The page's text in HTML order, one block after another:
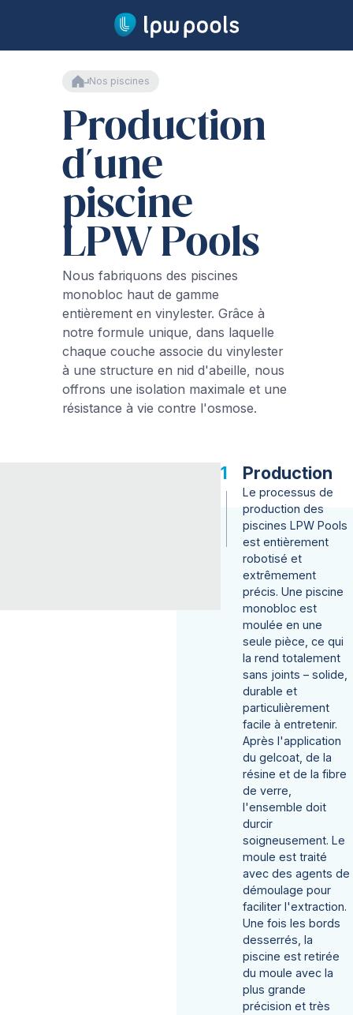
Nos piscines
Production
d'une
piscine
LPW Pools
Nous fabriquons des piscines
monobloc haut de gamme
entièrement en vinylester. Grâce à
notre formule unique, dans laquelle
chaque couche associe du vinylester
à une structure en nid d'abeille, nous
offrons une isolation maximale et une
résistance à vie contre l'osmose.
Production
Le processus de
production des
piscines LPW Pools
est entièrement
robotisé et
extrêmement
précis. Une piscine
monobloc est
moulée en une
seule pièce, ce qui
la rend totalement
sans joints – solide,
durable et
particulièrement
facile à entretenir.
Après l'application
du gelcoat, de la
résine et de la fibre
de verre,
l'ensemble doit
durcir
soigneusement. Le
moule est traité
avec des agents de
démoulage pour
faciliter l'extraction.
Une fois les bords
desserrés, la
piscine est retirée
du moule avec la
plus grande
précision et très
Accueil
Notre gamme
Garantie à vie
Production
Installation
Sécurité
Traitement de l'eau
Technologie
Technologie
Coque en vinylester
Volet automatique
Chauffage
Nage-à-contre-courant
Photos
La société
Le monde LPW Pools